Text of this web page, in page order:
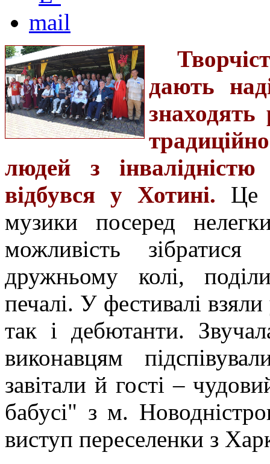
дають
знаходять
людей з
відбувся у Хотині.
Це
музики посеред
можливість
дружньому колі,
печалі. У фестивалі
так і дебютанти.
виконавцям
завітали й гості –
бабусі" з м.
виступ переселенки з